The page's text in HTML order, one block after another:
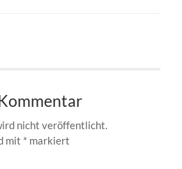
nicht veröffentlicht.
mit * markiert